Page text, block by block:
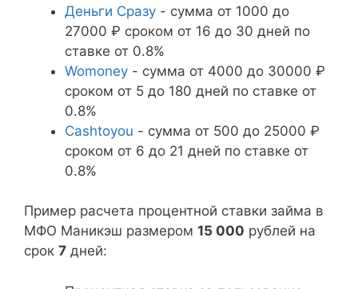
Деньги Сразу - сумма от 1000 до
27000 ₽ сроком от 16 до 30 дней по
ставке от 0.8%
Womoney - сумма от 4000 до 30000 ₽
сроком от 5 до 180 дней по ставке от
0.8%
Cashtoyou - сумма от 500 до 25000 ₽
сроком от 6 до 21 дней по ставке от
0.8%
Пример расчета процентной ставки займа в
МФО Маникэш размером 15 000 рублей на
срок 7 дней: